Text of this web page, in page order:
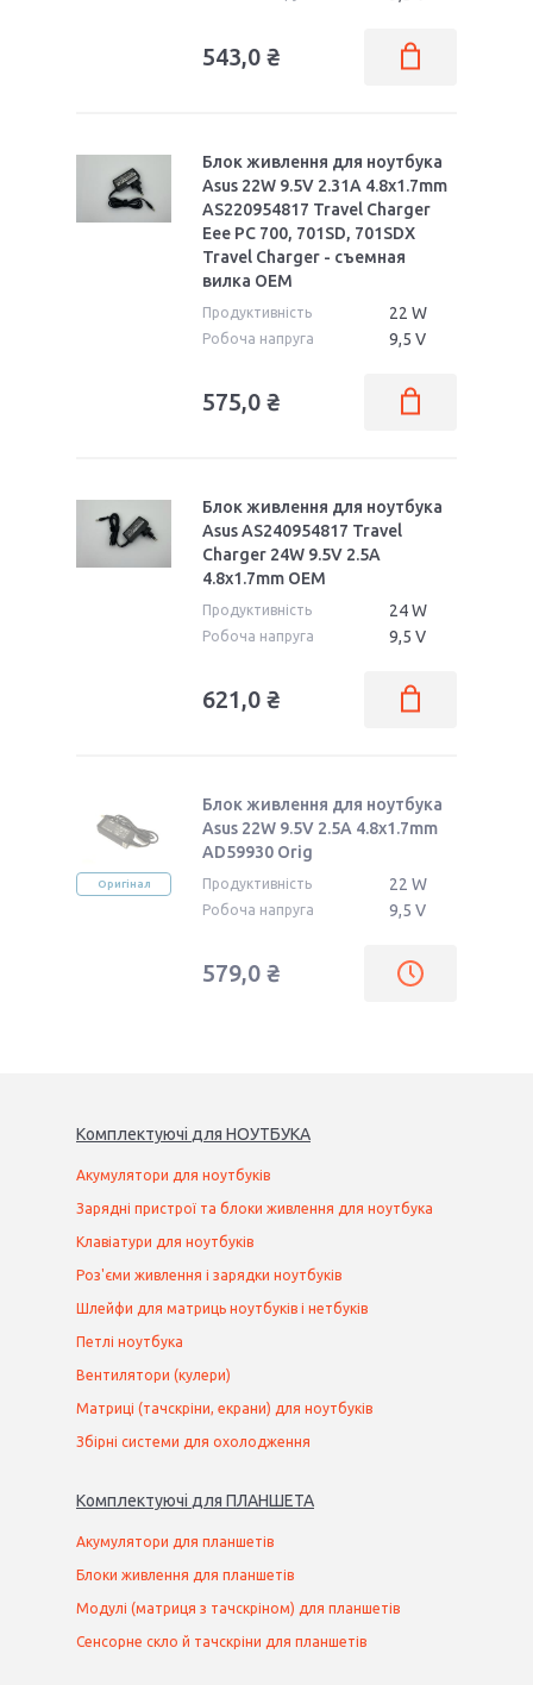
543,0 ₴
Блок живлення для ноутбука
Asus 22W 9.5V 2.31A 4.8x1.7mm
AS220954817 Travel Charger
Eee PC 700, 701SD, 701SDX
Travel Charger - съемная
вилка OEM
Продуктивність 22 W
Робоча напруга 9,5 V
575,0 ₴
Блок живлення для ноутбука
Asus AS240954817 Travel
Charger 24W 9.5V 2.5A
4.8x1.7mm OEM
Продуктивність 24 W
Робоча напруга 9,5 V
621,0 ₴
Оригінал
Блок живлення для ноутбука
Asus 22W 9.5V 2.5A 4.8x1.7mm
AD59930 Orig
Продуктивність 22 W
Робоча напруга 9,5 V
579,0 ₴
Комплектуючі для НОУТБУКА
Акумулятори для ноутбуків
Зарядні пристрої та блоки живлення для ноутбука
Клавіатури для ноутбуків
Роз'єми живлення і зарядки ноутбуків
Шлейфи для матриць ноутбуків і нетбуків
Петлі ноутбука
Вентилятори (кулери)
Матриці (тачскріни, екрани) для ноутбуків
Збірні системи для охолодження
Комплектуючі для ПЛАНШЕТА
Акумулятори для планшетів
Блоки живлення для планшетів
Модулі (матриця з тачскріном) для планшетів
Сенсорне скло й тачскріни для планшетів